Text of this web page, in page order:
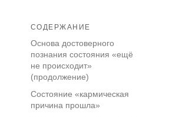
СОДЕРЖАНИЕ
Основа достоверного
познания состояния «ещё
не происходит»
(продолжение)
Состояние «кармическая
причина прошла»